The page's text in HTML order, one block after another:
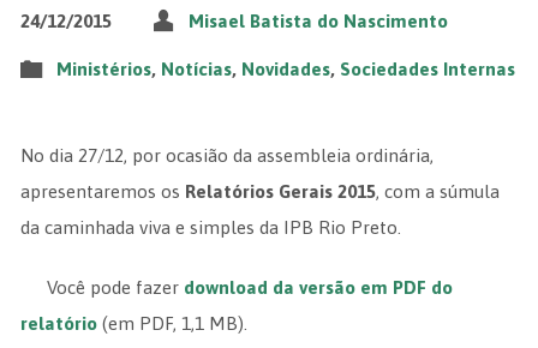
24/12/2015 Misael Batista do Nascimento
Ministérios, Notícias, Novidades, Sociedades Internas
No dia 27/12, por ocasião da assembleia ordinária,
apresentaremos os Relatórios Gerais 2015, com a súmula
da caminhada viva e simples da IPB Rio Preto.
Você pode fazer download da versão em PDF do
relatório(em PDF, 1,1 MB).